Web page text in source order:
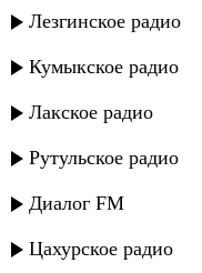
Лезгинское радио
Кумыкское радио
Лакское радио
Рутульское радио
Диалог FM
Цахурское радио
Гульнара
Гульнара